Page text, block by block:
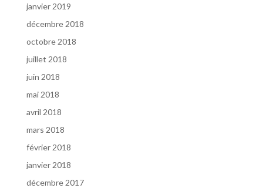
janvier 2019
décembre 2018
octobre 2018
juillet 2018
juin 2018
mai 2018
avril 2018
mars 2018
février 2018
janvier 2018
décembre 2017